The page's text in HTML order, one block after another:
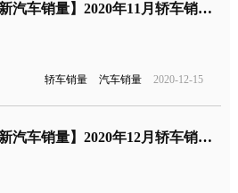
【最新汽车销量】2020年11月轿车销量排行榜，轿车销量榜单
轿车销量 汽车销量 2020-12-15
【最新汽车销量】2020年12月轿车销量排行榜，轿车销量榜单